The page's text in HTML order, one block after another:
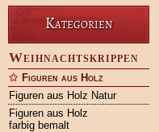
Kategorien
Weihnachtskrippen
Figuren aus Holz
Figuren aus Holz Natur
Figuren aus Holz
farbig bemalt